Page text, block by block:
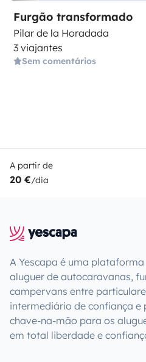
Furgão transformado
Pilar de la Horadada
3 viajantes
Sem comentários
A partir de
20 €/dia
A Yescapa é uma
aluguer de autocaravanas,
campervans entre
intermediário de confiança e
chave-na-mão para os
em total liberdade e